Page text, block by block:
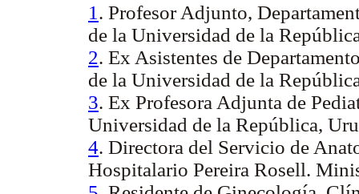
1 . Profesor Adjunto,
de la Universidad de la
2. Ex Asistentes de
de la Universidad de la
3. Ex Profesora Adjunta de
Universidad de la República,
4. Directora del Servicio de
Hospitalario Pereira Rosell.